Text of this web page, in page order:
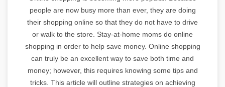
people are now busy more than ever, they are doing
their shopping online so that they do not have to drive
or walk to the store. Stay-at-home moms do online
shopping in order to help save money. Online shopping
can truly be an excellent way to save both time and
money; however, this requires knowing some tips and
tricks. This article will outline strategies on achieving